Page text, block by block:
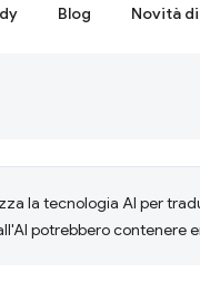
Blog Novità
la tecnologia AI per
potrebbero contenere